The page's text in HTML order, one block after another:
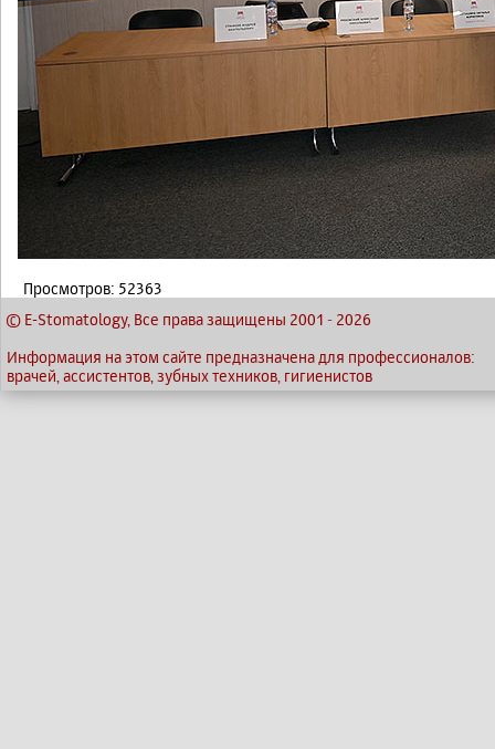
Просмотров: 52363
© E-Stomatology, Все права защищены 2001 - 2026
Информация на этом сайте предназначена для профессионалов:
врачей, ассистентов, зубных техников, гигиенистов